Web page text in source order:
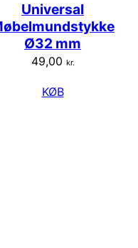
Universal
Ø32 mm
49,00 kr.
KØB